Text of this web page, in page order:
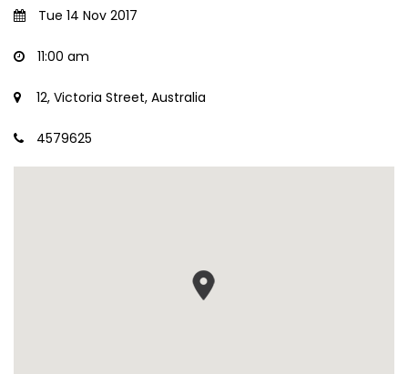
Tue 14 Nov 2017
11:00 am
12, Victoria Street, Australia
4579625